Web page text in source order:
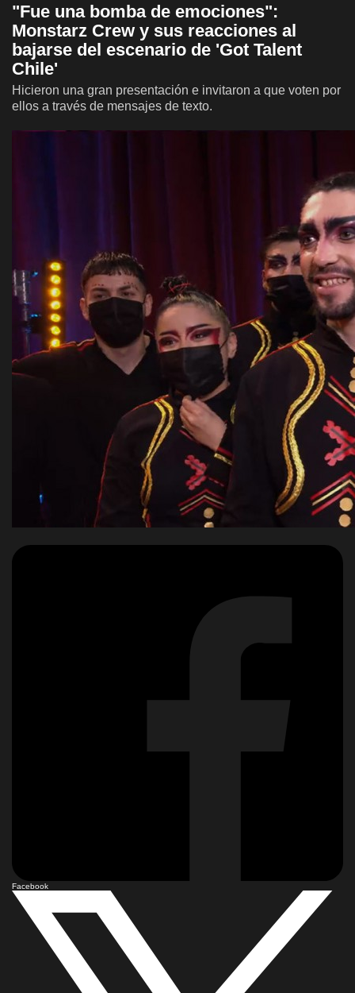
"Fue una bomba de emociones":
Monstarz Crew y sus reacciones al
bajarse del escenario de 'Got Talent
Chile'
Hicieron una gran presentación e invitaron a que voten por
ellos a través de mensajes de texto.
Facebook